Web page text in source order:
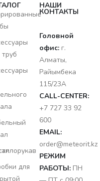
труб
для
НАШИ
КОНТАКТЫ
Головной
офис: г.
Алматы,
Райымбека
115/23A
CALL-CENTER:
+7 727 33 92
600
EMAIL:
order@meteorit.kz
РЕЖИМ
РАБОТЫ: ПН